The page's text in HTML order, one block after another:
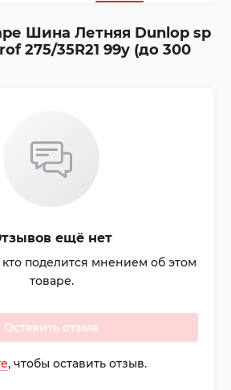
Шина Летняя Dunlop sp
275/35R21 99y (до 300
ещё нет
поделится мнением об этом
товаре.
Оставить отзыв
, чтобы оставить отзыв.